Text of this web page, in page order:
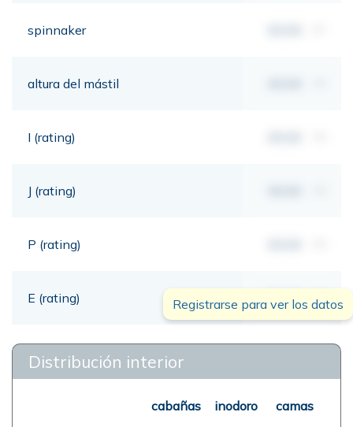
spinnaker
altura del mástil
I (rating)
J (rating)
P (rating)
E (rating) 00,00 mt
Registrarse para ver los datos
Distribución interior
cabañas inodoro camas